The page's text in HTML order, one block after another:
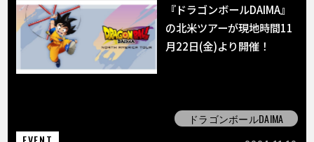
『ドラゴンボールDAIMA』
の北米ツアーが現地時間11
月22日(金)より開催！
ドラゴンボールDAIMA